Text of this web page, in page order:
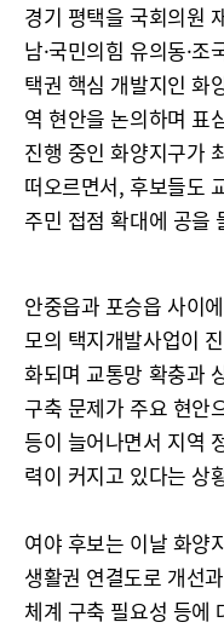
경기 평택을 국회의원
남·국민의힘 유의동·
택권 핵심 개발지인 화
역 현안을 논의하며 표
진행 중인 화양지구가
떠오르면서, 후보들도
주민 접점 확대에 공을
안중읍과 포승읍 사이
모의 택지개발사업이
화되며 교통망 확충과
구축 문제가 주요 현안
등이 늘어나면서 지역
력이 커지고 있다는 상
여야 후보는 이날 화양
생활권 연결도로 개선
체계 구축 필요성 등에